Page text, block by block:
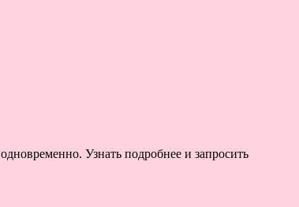
Узнать подробнее и запросить